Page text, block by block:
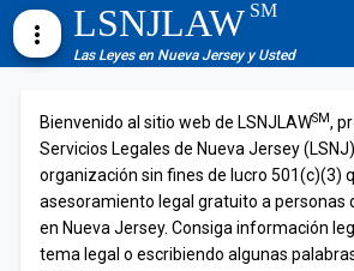
more_vert LSNJLAWSM
Las Leyes en Nueva Jersey y Usted
Bienvenido al sitio web de LSNJLAWSM,
Servicios Legales de Nueva Jersey
organización sin fines de lucro 501(c)(3)
asesoramiento legal gratuito a personas
en Nueva Jersey. Consiga información
tema legal o escribiendo algunas